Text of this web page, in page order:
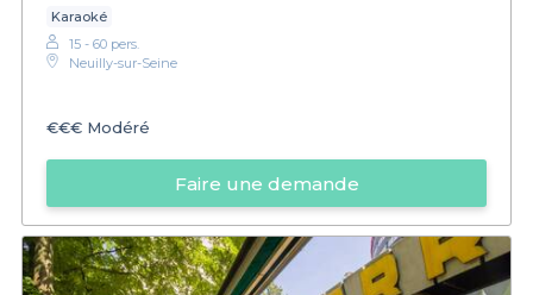
Karaoké
15 - 60 pers.
Neuilly-sur-Seine
€€€ Modéré
Faire une demande